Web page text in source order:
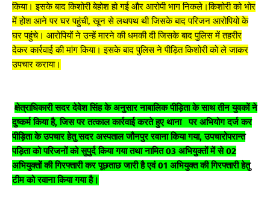
किया। इसके बाद किशोरी बेहोश हो गई और आरोपी भाग निकले।किशोरी को भोर
में होश आने पर घर पहुंची, खून से लथपथ थी जिसके बाद परिजन आरोपियो के
घर पहुंचे। आरोपियों ने उन्हें मारने की धमकी दी जिसके बाद पुलिस में तहरीर
देकर कार्रवाई की मांग किया। इसके बाद पुलिस ने पीड़ित किशोरी को ले जाकर
उपचार कराया।
क्षेत्राधिकारी सदर देवेश सिंह के अनुसार नाबालिक पीड़िता के साथ तीन युवकों ने
दुष्कर्म किया है, जिस पर तत्काल कार्रवाई करते हुए थाना पर अभियोग दर्ज कर
पीड़िता के उपचार हेतु सदर अस्पताल जौनपुर रवाना किया गया, उपचारोपरान्त
पड़िता को परिजनों को सुपुर्द किया गया तथा नामित 03 अभियुक्तों में से 02
अभियुक्तों की गिरफ्तारी कर पूछताछ जारी है एवं 01 अभियुक्त की गिरफ्तारी हेतु
टीम को रवाना किया गया है।